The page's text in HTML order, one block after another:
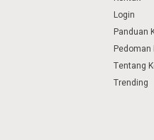
Login
Panduan
Pedoman
Tentang
Trending